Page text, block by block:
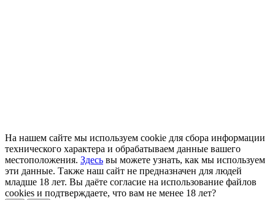
На нашем сайте мы используем cookie для сбора информации
технического характера и обрабатываем данные вашего
местоположения. Здесь вы можете узнать, как мы используем
эти данные. Также наш сайт не предназначен для людей
младше 18 лет. Вы даёте согласие на использование файлов
cookies и подтверждаете, что вам не менее 18 лет?